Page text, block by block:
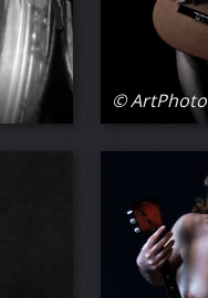
© ArtPhoto